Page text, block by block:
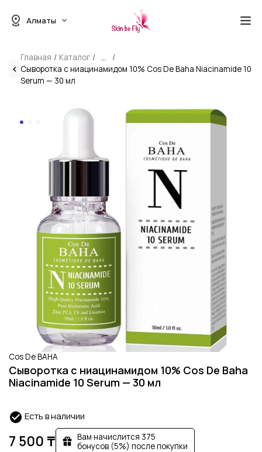
Алматы
Главная Каталог
...
Сыворотка с ниацинамидом 10% Cos De Baha Niacinamide 10
Serum — 30 мл
Cos De BAHA
Сыворотка с ниацинамидом 10% Cos De Baha
Niacinamide 10 Serum — 30 мл
Есть в наличии
7 500 ₸
Вам начислится 375
бонусов (5%) после покупки